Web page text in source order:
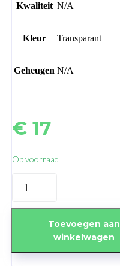
Kwaliteit N/A
Kleur Transparant
Geheugen N/A
€ 17
Op voorraad
Case
&
Screenprotector
Plus/6S
Toevoegen aan
winkelwagen